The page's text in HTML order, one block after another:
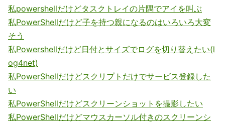
私powershellだけどタスクトレイの片隅でアイを叫ぶ
私PowerShellだけど子を持つ親になるのはいろいろ大変
そう
私Powershellだけど日付とサイズでログを切り替えたい(l
og4net)
私PowerShellだけどスクリプトだけでサービス登録した
い
私PowerShellだけどスクリーンショットを撮影したい
私PowerShellだけどマウスカーソル付きのスクリーンシ